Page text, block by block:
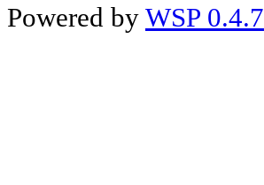
Powered by WSP 0.4.7